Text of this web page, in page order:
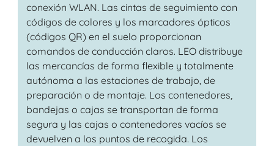
conexión WLAN. Las cintas de seguimiento con
códigos de colores y los marcadores ópticos
(códigos QR) en el suelo proporcionan
comandos de conducción claros. LEO distribuye
las mercancías de forma flexible y totalmente
autónoma a las estaciones de trabajo, de
preparación o de montaje. Los contenedores,
bandejas o cajas se transportan de forma
segura y las cajas o contenedores vacíos se
devuelven a los puntos de recogida. Los